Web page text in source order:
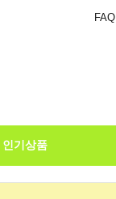
FAQ
인기상품